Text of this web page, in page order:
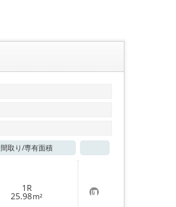
間取り/専有面積
1R
25.98m² お
気